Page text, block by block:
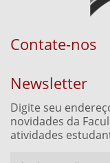
Contate-nos
Newsletter
Digite seu
novidades da
atividades